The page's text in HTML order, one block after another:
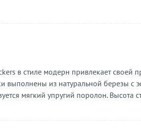
в стиле модерн привлекает
выполнены из натуральной березы с
мягкий упругий поролон. Высота